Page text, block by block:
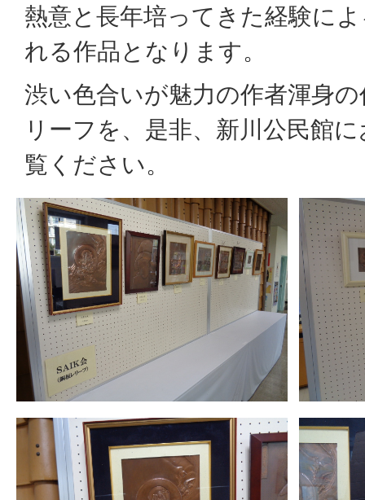
熱意と長年培ってきた経験に
れる作品となります。
渋い色合いが魅力の作者渾身
リーフを、是非、新川公民館
覧ください。